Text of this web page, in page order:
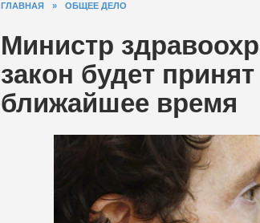
ГЛАВНАЯ » ОБЩЕЕ ДЕЛО
Министр
закон будет
ближайшее время